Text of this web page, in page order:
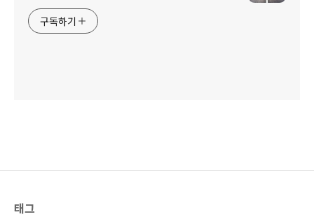
구독하기
태그